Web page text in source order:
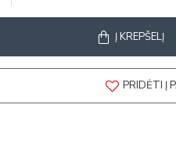
Į KREPŠELĮ
PRIDĖTI Į